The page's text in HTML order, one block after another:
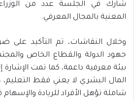
شارك في الجلسة عدد من
المعنية بالمجال المعرفي.
وخلال النقاشات، تم التأكيد على
جهود الدولة والقطاع الخاص
بيئة معرفية داعمة، كما تمت الإشارة
المال البشري لا يعني فقط
شاملة تؤهل الأفراد للريادة والإسهام